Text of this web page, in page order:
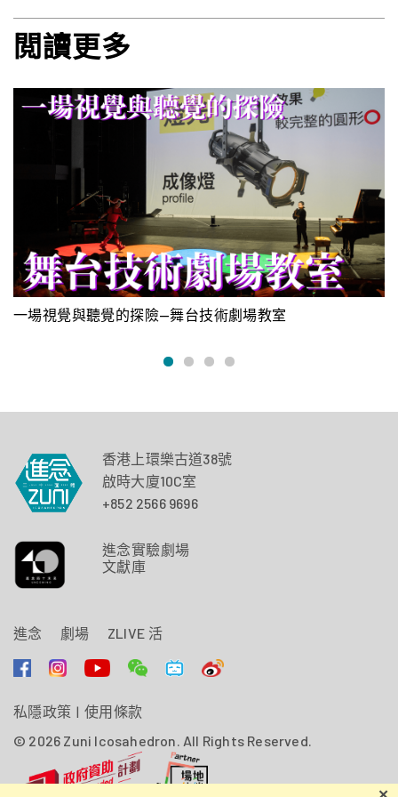
閲讀更多
一場視覺與聽覺的探險—舞台技術劇場教室
香港上環樂古道38號
啟時大廈10C室
+852 2566 9696
進念實驗劇場
文獻庫
進念 劇場 ZLIVE 活
私隱政策 | 使用條款
© 2026 Zuni Icosahedron. All Rights Reserved.